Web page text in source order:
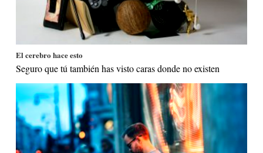
El cerebro hace esto
Seguro que tú también has visto caras donde no existen